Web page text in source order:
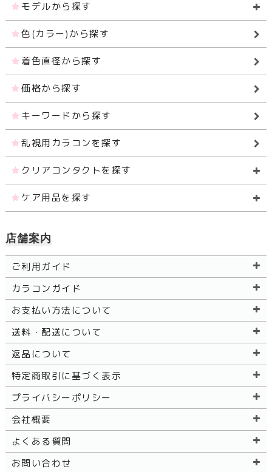
モデルから探す
色(カラー)から探す
着色直径から探す
価格から探す
キーワードから探す
乱視用カラコンを探す
クリアコンタクトを探す
ケア用品を探す
店舗案内
ご利用ガイド
カラコンガイド
お支払い方法について
送料・配送について
返品について
特定商取引に基づく表示
プライバシーポリシー
会社概要
よくある質問
お問い合わせ